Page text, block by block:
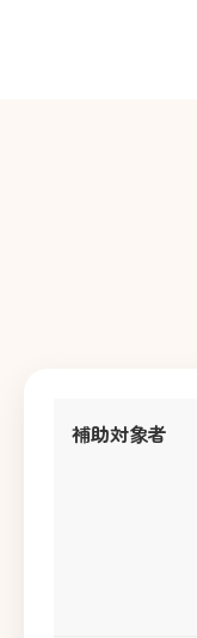
補助対象者